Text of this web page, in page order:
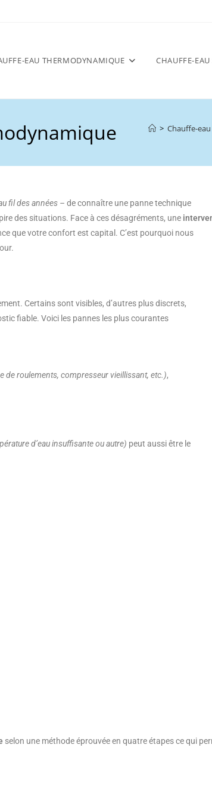
EAU THERMODYNAMIQUE CHAUFFE-
> Chauffe-
fil des années – de connaître une panne technique
des situations. Face à ces désagréments, une
que votre confort est capital. C’est pourquoi nous
Certains sont visibles, d’autres plus discrets,
fiable. Voici les pannes les plus courantes
de roulements, compresseur vieillissant, etc.),
d’eau insuffisante ou autre) peut aussi être le
selon une méthode éprouvée en quatre étapes ce qui